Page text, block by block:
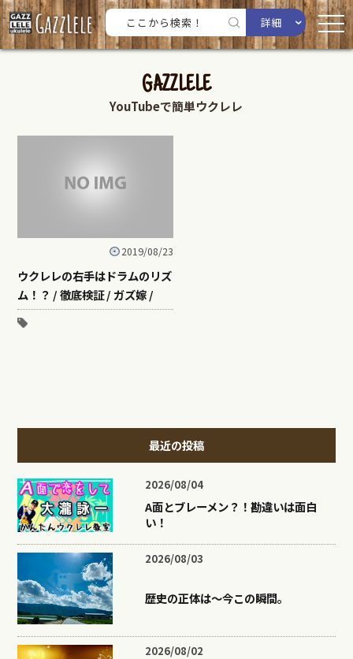
詳細
GAZZLELE
YouTubeで簡単ウクレレ
2019/08/23
ウクレレの右手はドラムのリズ
ム！？ / 徹底検証 / ガズ嫁 /
最近の投稿
2026/08/04
A面とブレーメン？！勘違いは面白
い！
2026/08/03
歴史の正体は〜今この瞬間。
2026/08/02